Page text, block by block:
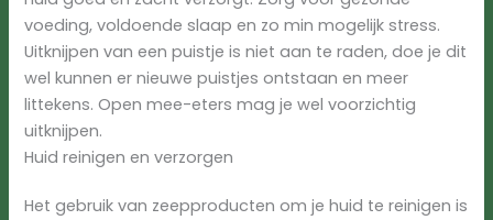
voeding, voldoende slaap en zo min mogelijk stress.
Uitknijpen van een puistje is niet aan te raden, doe je dit
wel kunnen er nieuwe puistjes ontstaan en meer
littekens. Open mee-eters mag je wel voorzichtig
uitknijpen.
Huid reinigen en verzorgen
Het gebruik van zeepproducten om je huid te reinigen is